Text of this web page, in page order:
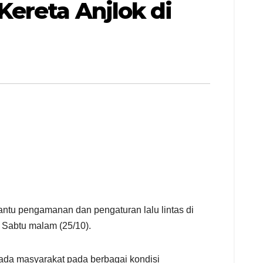
Anjlok di
pengamanan dan pengaturan lalu lintas di
malam (25/10).
masyarakat pada berbagai kondisi